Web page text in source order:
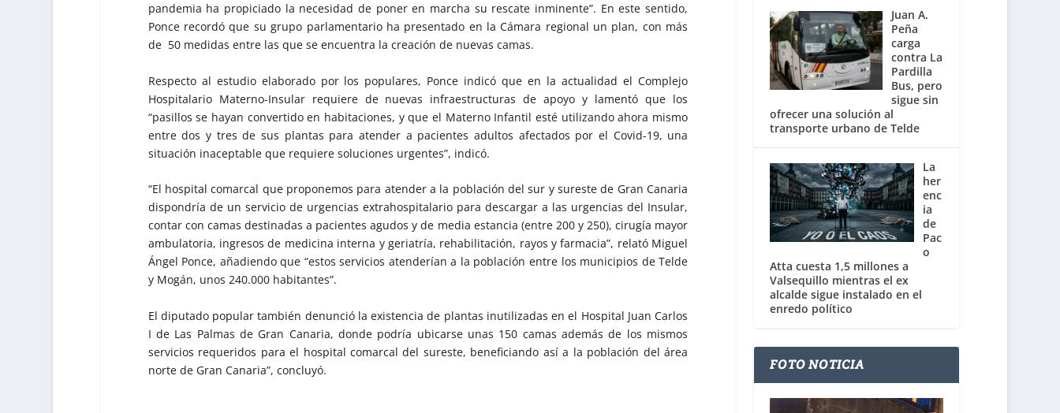
pandemia ha propiciado la necesidad de poner en marcha su rescate inminente”. En este sentido,
Ponce recordó que su grupo parlamentario ha presentado en la Cámara regional un plan, con más
de 50 medidas entre las que se encuentra la creación de nuevas camas.
Respecto al estudio elaborado por los populares, Ponce indicó que en la actualidad el Complejo
Hospitalario Materno-Insular requiere de nuevas infraestructuras de apoyo y lamentó que los
“pasillos se hayan convertido en habitaciones, y que el Materno Infantil esté utilizando ahora mismo
entre dos y tres de sus plantas para atender a pacientes adultos afectados por el Covid-19, una
situación inaceptable que requiere soluciones urgentes”, indicó.
“El hospital comarcal que proponemos para atender a la población del sur y sureste de Gran Canaria
dispondría de un servicio de urgencias extrahospitalario para descargar a las urgencias del Insular,
contar con camas destinadas a pacientes agudos y de media estancia (entre 200 y 250), cirugía mayor
ambulatoria, ingresos de medicina interna y geriatría, rehabilitación, rayos y farmacia”, relató Miguel
Ángel Ponce, añadiendo que “estos servicios atenderían a la población entre los municipios de Telde
y Mogán, unos 240.000 habitantes”.
El diputado popular también denunció la existencia de plantas inutilizadas en el Hospital Juan Carlos
I de Las Palmas de Gran Canaria, donde podría ubicarse unas 150 camas además de los mismos
servicios requeridos para el hospital comarcal del sureste, beneficiando así a la población del área
norte de Gran Canaria”, concluyó.
Juan A.
Peña
carga
contra La
Pardilla
Bus, pero
sigue sin
ofrecer una solución al
transporte urbano de Telde
La
her
enc
ia
de
Pac
o
Atta cuesta 1,5 millones a
Valsequillo mientras el ex
alcalde sigue instalado en el
enredo político
FOTO NOTICIA